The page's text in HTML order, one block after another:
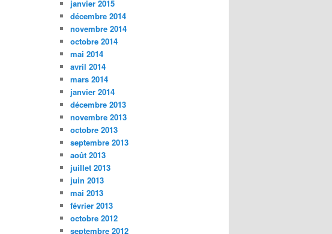
janvier 2015
décembre 2014
novembre 2014
octobre 2014
mai 2014
avril 2014
mars 2014
janvier 2014
décembre 2013
novembre 2013
octobre 2013
septembre 2013
août 2013
juillet 2013
juin 2013
mai 2013
février 2013
octobre 2012
septembre 2012